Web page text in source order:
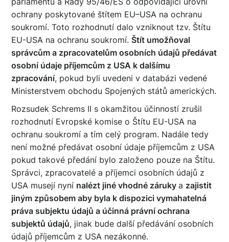
ochrany poskytované štítem EU–USA na ochranu
soukromí. Toto rozhodnutí dalo vzniknout tzv. Štítu
EU-USA na ochranu soukromí.Štít umožňoval
správcům a zpracovatelům osobních údajů předávat
osobní údaje příjemcům z USA k dalšímu
zpracování, pokud byli uvedeni v databázi vedené
Ministerstvem obchodu Spojených států amerických.
Rozsudek Schrems II s okamžitou účinností zrušil
rozhodnutí Evropské komise o Štítu EU-USA na
ochranu soukromí a tím celý program. Nadále tedy
není možné předávat osobní údaje příjemcům z USA
pokud takové předání bylo založeno pouze na Štítu.
Správci, zpracovatelé a příjemci osobních údajů z
USA musejí nyní nalézt jiné vhodné zárukya zajistit
jiným způsobem aby byla k dispozici vymahatelná
práva subjektu údajů a účinná právní ochrana
subjektů údajů, jinak bude další předávání osobních
údajů příjemcům z USA nezákonné.